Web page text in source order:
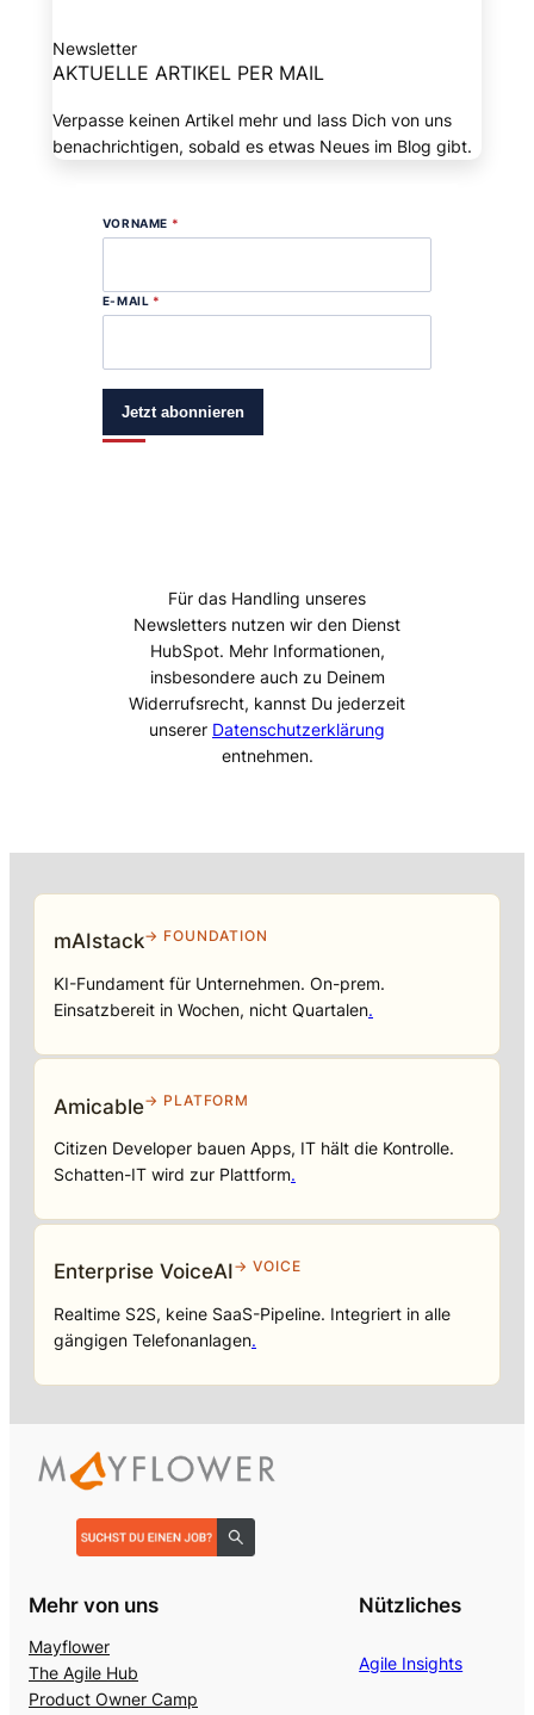
Newsletter
AKTUELLE ARTIKEL PER MAIL
Verpasse keinen Artikel mehr und lass Dich von uns
benachrichtigen, sobald es etwas Neues im Blog gibt.
VORNAME *
E-MAIL *
Jetzt abonnieren
Für das Handling unseres
Newsletters nutzen wir den Dienst
HubSpot. Mehr Informationen,
insbesondere auch zu Deinem
Widerrufsrecht, kannst Du jederzeit
unserer Datenschutzerklärung
entnehmen.
mAIstack→ FOUNDATION
KI-Fundament für Unternehmen. On-prem.
Einsatzbereit in Wochen, nicht Quartalen.
Amicable→ PLATFORM
Citizen Developer bauen Apps, IT hält die Kontrolle.
Schatten-IT wird zur Plattform.
Enterprise VoiceAI→ VOICE
Realtime S2S, keine SaaS-Pipeline. Integriert in alle
gängigen Telefonanlagen.
Mehr von uns
Mayflower
The Agile Hub
Product Owner Camp
Nützliches
Agile Insights